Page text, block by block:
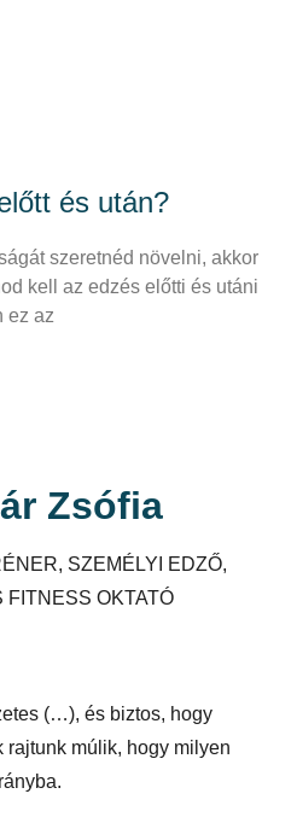
és után?
szeretnéd növelni, akkor
kell az edzés előtti és utáni
ez az
Zsófia
SZEMÉLYI EDZŐ,
FITNESS OKTATÓ
(…), és biztos, hogy
rajtunk múlik, hogy milyen